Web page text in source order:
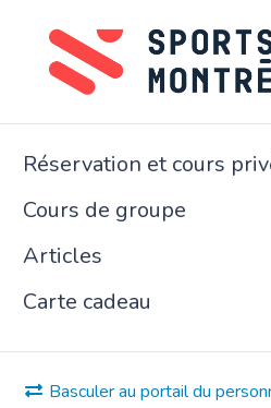
Réservation et cours
Cours de groupe
Articles
Carte cadeau
Basculer au portail du